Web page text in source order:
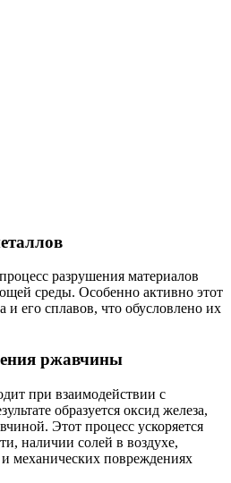
разрушения материалов
среды. Особенно активно этот
и его сплавов, что обусловлено их
ржавчины
при взаимодействии с
образуется оксид железа,
Этот процесс ускоряется
наличии солей в воздухе,
механических повреждениях